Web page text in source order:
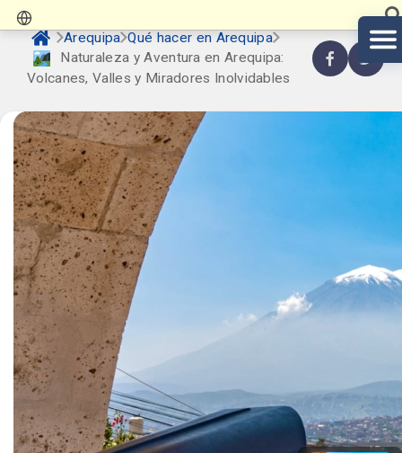
Arequipa Qué hacer en Arequipa
️ Naturaleza y Aventura en Arequipa:
Volcanes, Valles y Miradores Inolvidables